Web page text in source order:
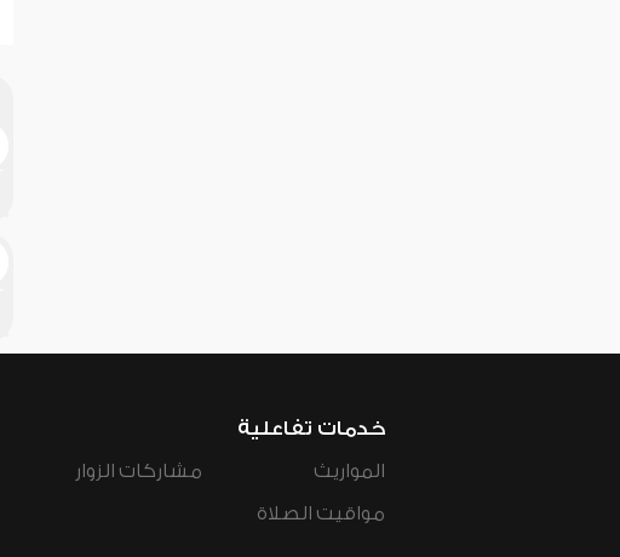
خدمات تفاعلية
المواريث
مواقيت الصلاة
مشاركات الزوار